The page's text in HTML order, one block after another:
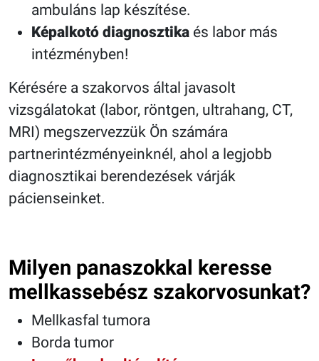
ambuláns lap készítése.
Képalkotó diagnosztika és labor más
intézményben!
Kérésére a szakorvos által javasolt
vizsgálatokat (labor, röntgen, ultrahang, CT,
MRI) megszervezzük Ön számára
partnerintézményeinknél, ahol a legjobb
diagnosztikai berendezések várják
pácienseinket.
Milyen panaszokkal keresse
mellkassebész szakorvosunkat?
Mellkasfal tumora
Borda tumor